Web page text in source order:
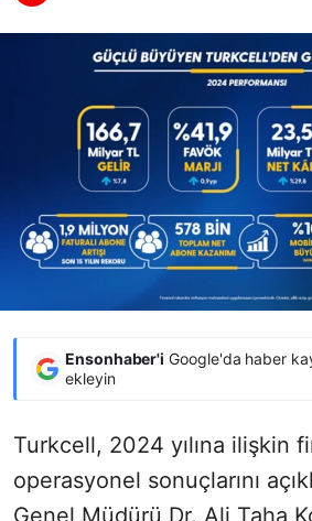
Ensonhaber'i Google'da haber
ekleyin
Turkcell, 2024 yılına ilişkin
operasyonel sonuçlarını
Genel Müdürü Dr. Ali Taha